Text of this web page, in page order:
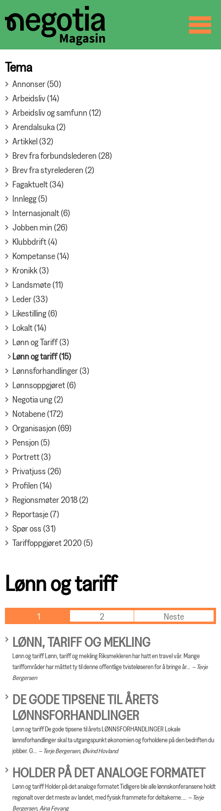
☰
Tema
Annonser (50)
Arbeidsliv (14)
Arbeidsliv og samfunn (12)
Arendalsuka (2)
Artikkel (32)
Brev fra forbundslederen (28)
Brev fra styrelederen (2)
Fagaktuelt (34)
Innlegg (5)
Internasjonalt (6)
Jobben min (26)
Klubbdrift (4)
Kompetanse (14)
Kronikk (3)
Landsmøte (11)
Leder (33)
Likestilling (6)
Lokalt (14)
Lønn og Tariff (3)
Lønn og tariff (15)
Lønnsforhandlinger (3)
Lønnsoppgjøret (6)
Negotia ung (2)
Notabene (172)
Organisasjon (69)
Pensjon (5)
Portrett (3)
Privatjuss (26)
Profilen (14)
Regionsmøter 2018 (2)
Reportasje (7)
Spør oss (31)
Tariffoppgjøret 2020 (5)
Lønn og tariff
1 2 Neste
LØNN, TARIFF OG MEKLING
Lønn og tariff Lønn, tariff og mekling Riksmekleren har hatt en travel vår. Mange
tariffområder har måttet ty til denne offentlige tvisteløseren for å bringe år…
Terje
Bergersen
DE GODE TIPSENE TIL ÅRETS
LØNNSFORHANDLINGER
Lønn og tariff De gode tipsene til årets LØNNSFORHANDLINGER Lokale
lønnsforhandlinger skal ta utgangspunkt økonomien og forholdene på den bedriften du
jobber. G…
Terje Bergersen, Øivind Hovland
HOLDER PÅ DET ANALOGE FORMATET
Lønn og tariff Holder på det analoge formatet Tidligere ble alle lønnskonferansene holdt
regionalt over det meste av landet, med fysisk frammøte for deltakerne.…
Terje
Bergersen, Aina Fevang